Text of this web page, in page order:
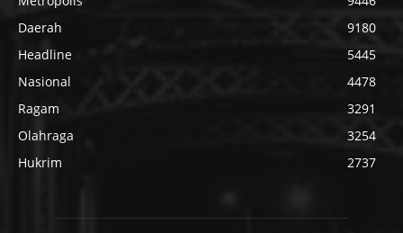
Daerah
9180
Headline
5445
Nasional
4478
Ragam
3291
Olahraga
3254
Hukrim
2737